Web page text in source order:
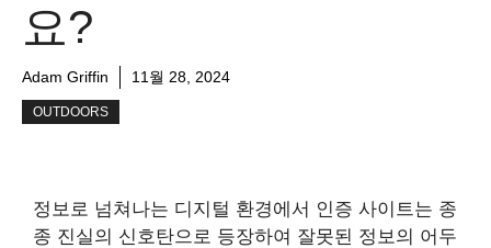
요?
Adam Griffin 11월 28, 2024
OUTDOORS
정보로 넘쳐나는 디지털 환경에서 인증 사이트는 종
종 진실의 신호탄으로 등장하여 잘못된 정보의 어두